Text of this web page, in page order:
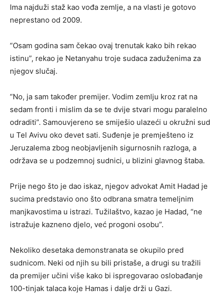
Ima najduži staž kao vođa zemlje, a na vlasti je gotovo
neprestano od 2009.
“Osam godina sam čekao ovaj trenutak kako bih rekao
istinu”, rekao je Netanyahu troje sudaca zaduženima za
njegov slučaj.
“No, ja sam također premijer. Vodim zemlju kroz rat na
sedam fronti i mislim da se te dvije stvari mogu paralelno
odraditi”. Samouvjereno se smiješio ulazeći u okružni sud
u Tel Avivu oko devet sati. Suđenje je premješteno iz
Jeruzalema zbog neobjavljenih sigurnosnih razloga, a
održava se u podzemnoj sudnici, u blizini glavnog štaba.
Prije nego što je dao iskaz, njegov advokat Amit Hadad je
sucima predstavio ono što odbrana smatra temeljnim
manjkavostima u istrazi. Tužilaštvo, kazao je Hadad, “ne
istražuje kazneno djelo, već progoni osobu”.
Nekoliko desetaka demonstranata se okupilo pred
sudnicom. Neki od njih su bili pristaše, a drugi su tražili
da premijer učini više kako bi ispregovarao oslobađanje
100-tinjak talaca koje Hamas i dalje drži u Gazi.